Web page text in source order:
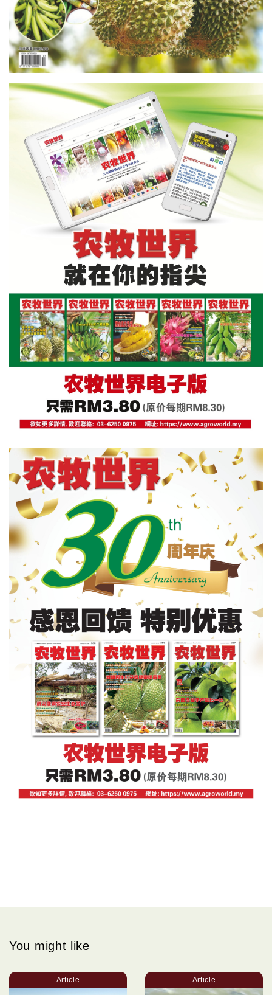
You might like
Article Article